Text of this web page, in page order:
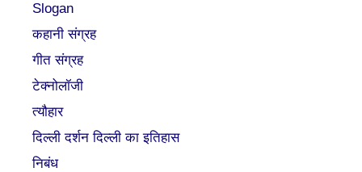
Slogan
कहानी संग्रह
गीत संग्रह
टेक्नोलॉजी
त्यौहार
दिल्ली दर्शन दिल्ली का इतिहास
निबंध